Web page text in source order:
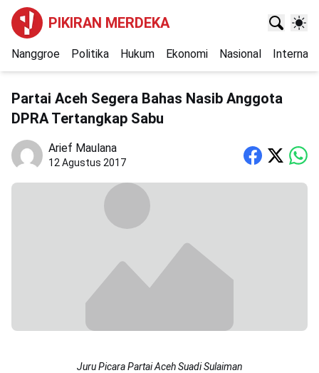
PIKIRAN MERDEKA
Nanggroe Politika Hukum Ekonomi Nasional
Partai Aceh Segera Bahas Nasib Anggota
DPRA Tertangkap Sabu
Arief Maulana
12 Agustus 2017
Juru Picara Partai Aceh Suadi Sulaiman